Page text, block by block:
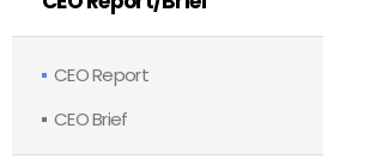
CEO Report
CEO Brief